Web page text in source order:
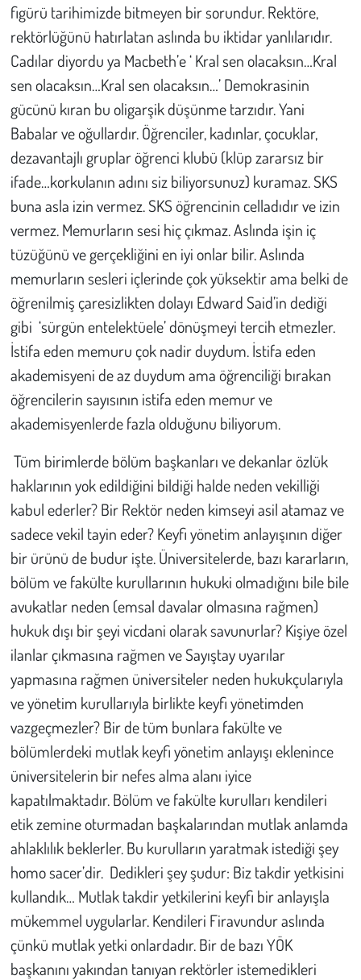
figürü tarihimizde bitmeyen bir sorundur. Rektöre,
rektörlüğünü hatırlatan aslında bu iktidar yanlılarıdır.
Cadılar diyordu ya Macbeth’e ‘ Kral sen olacaksın…Kral
sen olacaksın…Kral sen olacaksın…’ Demokrasinin
gücünü kıran bu oligarşik düşünme tarzıdır. Yani
Babalar ve oğullardır. Öğrenciler, kadınlar, çocuklar,
dezavantajlı gruplar öğrenci klubü (klüp zararsız bir
ifade…korkulanın adını siz biliyorsunuz) kuramaz. SKS
buna asla izin vermez. SKS öğrencinin celladıdır ve izin
vermez. Memurların sesi hiç çıkmaz. Aslında işin iç
tüzüğünü ve gerçekliğini en iyi onlar bilir. Aslında
memurların sesleri içlerinde çok yüksektir ama belki de
öğrenilmiş çaresizlikten dolayı Edward Said’in dediği
gibi ‘sürgün entelektüele’ dönüşmeyi tercih etmezler.
İstifa eden memuru çok nadir duydum. İstifa eden
akademisyeni de az duydum ama öğrenciliği bırakan
öğrencilerin sayısının istifa eden memur ve
akademisyenlerde fazla olduğunu biliyorum.
Tüm birimlerde bölüm başkanları ve dekanlar özlük
haklarının yok edildiğini bildiği halde neden vekilliği
kabul ederler? Bir Rektör neden kimseyi asil atamaz ve
sadece vekil tayin eder? Keyfi yönetim anlayışının diğer
bir ürünü de budur işte. Üniversitelerde, bazı kararların,
bölüm ve fakülte kurullarının hukuki olmadığını bile bile
avukatlar neden (emsal davalar olmasına rağmen)
hukuk dışı bir şeyi vicdani olarak savunurlar? Kişiye özel
ilanlar çıkmasına rağmen ve Sayıştay uyarılar
yapmasına rağmen üniversiteler neden hukukçularıyla
ve yönetim kurullarıyla birlikte keyfi yönetimden
vazgeçmezler? Bir de tüm bunlara fakülte ve
bölümlerdeki mutlak keyfi yönetim anlayışı eklenince
üniversitelerin bir nefes alma alanı iyice
kapatılmaktadır. Bölüm ve fakülte kurulları kendileri
etik zemine oturmadan başkalarından mutlak anlamda
ahlaklılık beklerler. Bu kurulların yaratmak istediği şey
homo sacer’dir. Dedikleri şey şudur: Biz takdir yetkisini
kullandık… Mutlak takdir yetkilerini keyfi bir anlayışla
mükemmel uygularlar. Kendileri Firavundur aslında
çünkü mutlak yetki onlardadır. Bir de bazı YÖK
başkanını yakından tanıyan rektörler istemedikleri
Kent
Eğlence